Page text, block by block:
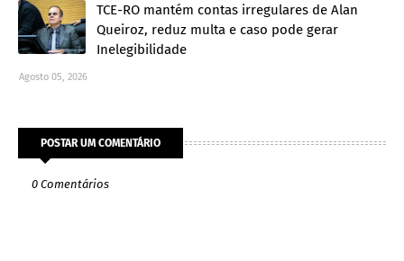
TCE-RO mantém contas irregulares de Alan
Queiroz, reduz multa e caso pode gerar
Inelegibilidade
Agosto 05, 2026
POSTAR UM COMENTÁRIO
0 Comentários